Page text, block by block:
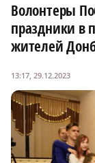
Волонтеры
праздники в
жителей
13:17, 29.12.2023